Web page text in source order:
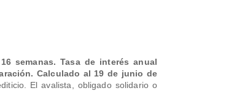
semanas. Tasa de interés anual
Calculado al 19 de junio de
El avalista, obligado solidario o